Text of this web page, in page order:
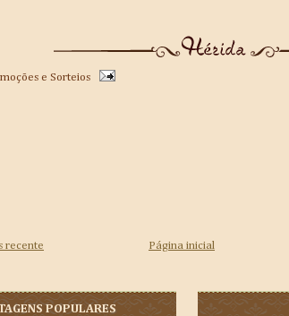
e Sorteios
recente Página inicial
POPULARES